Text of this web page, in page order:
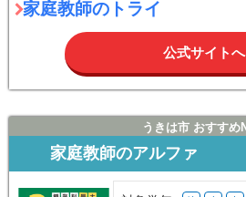
公式サイトへ
家庭教師のアルファ
対象学年: 幼 小 中